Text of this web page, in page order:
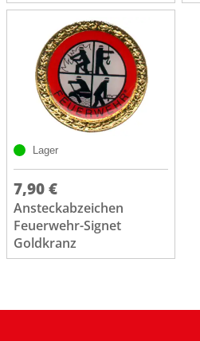
Lager
7,90 €
Ansteckabzeichen
Feuerwehr-Signet
Goldkranz